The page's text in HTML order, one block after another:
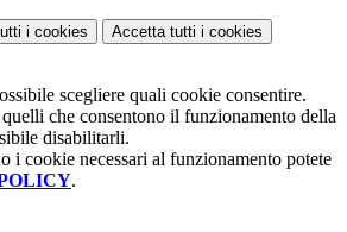
i cookies Accetta tutti i cookies
scegliere quali cookie consentire.
che consentono il funzionamento della
disabilitarli.
i cookie necessari al funzionamento potete
.